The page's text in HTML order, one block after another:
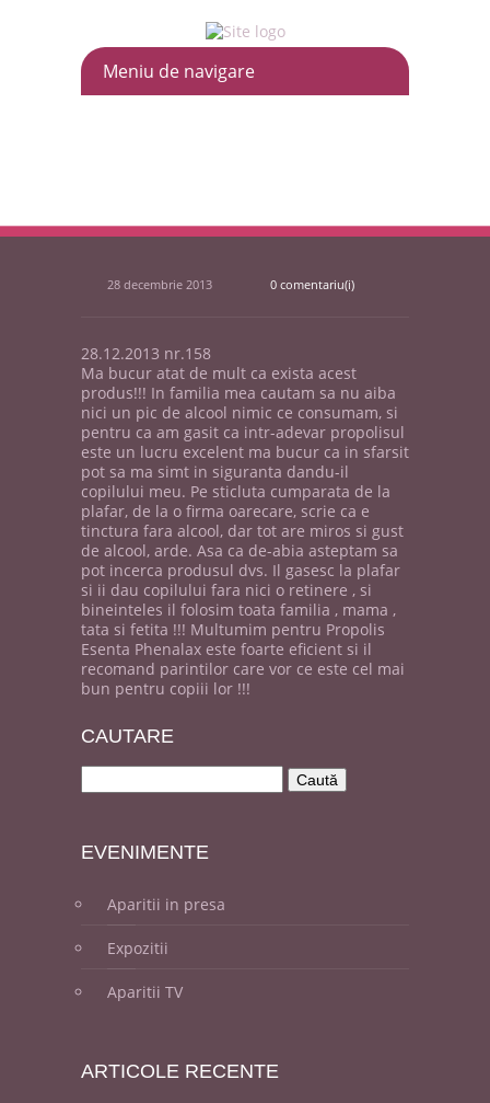
28 decembrie 2013 0 comentariu(i)
28.12.2013 nr.158
Ma bucur atat de mult ca exista acest
produs!!! In familia mea cautam sa nu aiba
nici un pic de alcool nimic ce consumam, si
pentru ca am gasit ca intr-adevar propolisul
este un lucru excelent ma bucur ca in sfarsit
pot sa ma simt in siguranta dandu-il
copilului meu. Pe sticluta cumparata de la
plafar, de la o firma oarecare, scrie ca e
tinctura fara alcool, dar tot are miros si gust
de alcool, arde. Asa ca de-abia asteptam sa
pot incerca produsul dvs. Il gasesc la plafar
si ii dau copilului fara nici o retinere , si
bineinteles il folosim toata familia , mama ,
tata si fetita !!! Multumim pentru Propolis
Esenta Phenalax este foarte eficient si il
recomand parintilor care vor ce este cel mai
bun pentru copiii lor !!!
CAUTARE
EVENIMENTE
Aparitii in presa
Expozitii
Aparitii TV
ARTICOLE RECENTE